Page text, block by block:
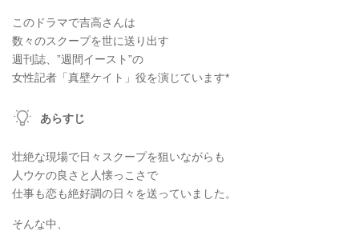
このドラマで吉高さんは
数々のスクープを世に送り出す
週刊誌、”週間イースト”の
女性記者「真壁ケイト」役を演じています*
あらすじ
壮絶な現場で日々スクープを狙いながらも
人ウケの良さと人懐っこさで
仕事も恋も絶好調の日々を送っていました。
そんな中、